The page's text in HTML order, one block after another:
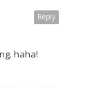
Reply
haha!